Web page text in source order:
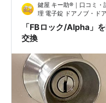
カバスタープ…
鍵屋 キー助®｜口コミ・
理 電子錠 ドアノブ・ド
「FBロック/Alpha」
交換